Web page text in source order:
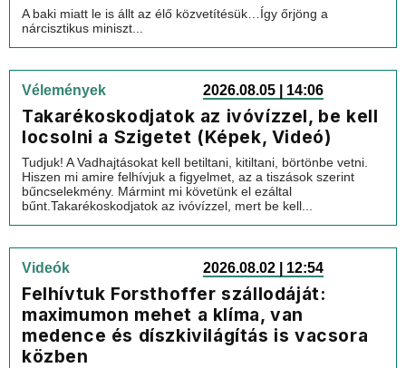
A baki miatt le is állt az élő közvetítésük…Így őrjöng a
nárcisztikus miniszt...
Vélemények 2026.08.05 | 14:06
Takarékoskodjatok az ivóvízzel, be kell
locsolni a Szigetet (Képek, Videó)
Tudjuk! A Vadhajtásokat kell betiltani, kitiltani, börtönbe vetni.
Hiszen mi amire felhívjuk a figyelmet, az a tiszások szerint
bűncselekmény. Mármint mi követünk el ezáltal
bűnt.Takarékoskodjatok az ivóvízzel, mert be kell...
Videók 2026.08.02 | 12:54
Felhívtuk Forsthoffer szállodáját:
maximumon mehet a klíma, van
medence és díszkivilágítás is vacsora
közben